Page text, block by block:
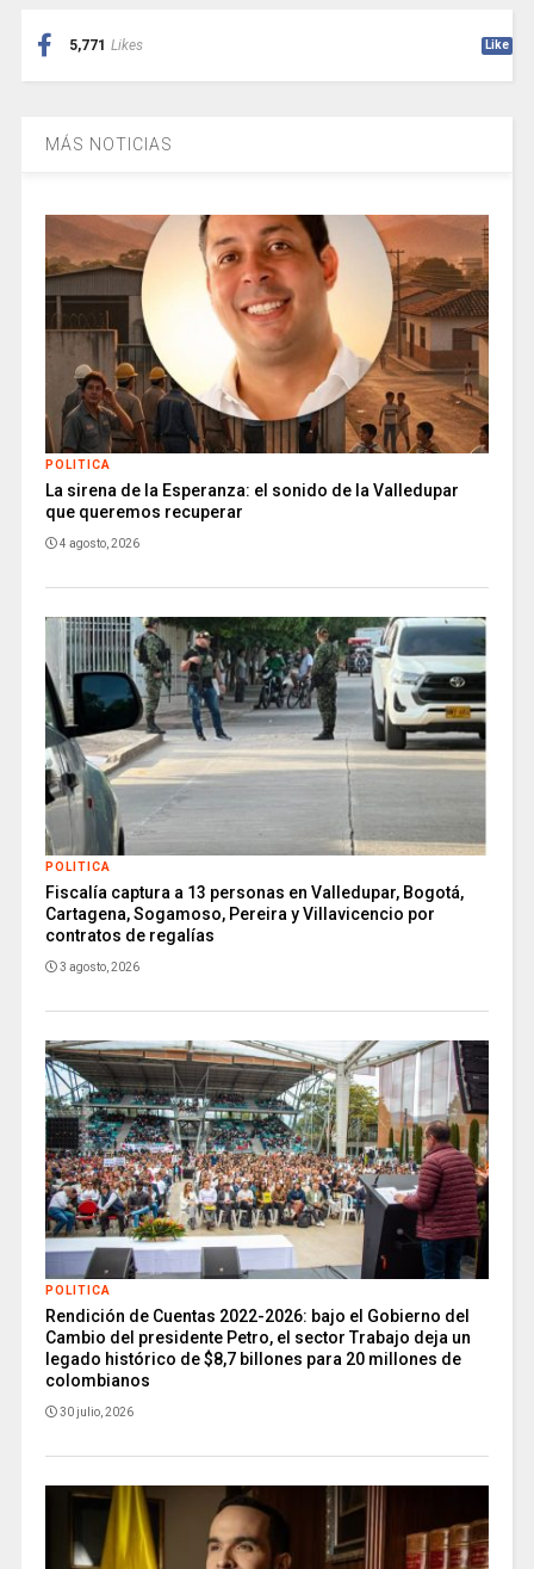
5,771 Likes Like
MÁS NOTICIAS
POLITICA
La sirena de la Esperanza: el sonido de la Valledupar
que queremos recuperar
4 agosto, 2026
POLITICA
Fiscalía captura a 13 personas en Valledupar, Bogotá,
Cartagena, Sogamoso, Pereira y Villavicencio por
contratos de regalías
3 agosto, 2026
POLITICA
Rendición de Cuentas 2022-2026: bajo el Gobierno del
Cambio del presidente Petro, el sector Trabajo deja un
legado histórico de $8,7 billones para 20 millones de
colombianos
30 julio, 2026